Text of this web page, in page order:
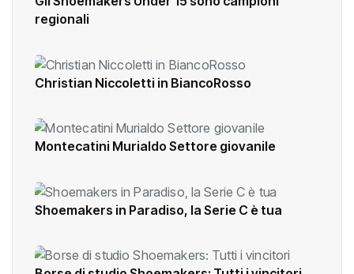
regionali
Christian Niccoletti in BiancoRosso
Montecatini Murialdo Settore giovanile
Shoemakers in Paradiso, la Serie C è tua